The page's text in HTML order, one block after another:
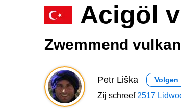
Acigöl
Zwemmend
Petr Liška Volgen
Zij schreef 2517